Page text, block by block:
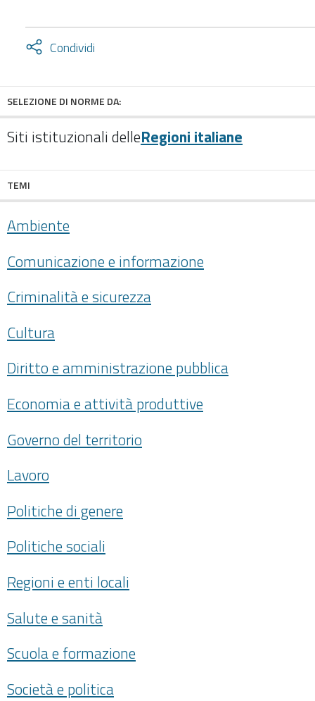
Condividi
Attiva
SELEZIONE DI NORME DA:
Siti istituzionali delleRegioni italiane
TEMI
Ambiente
Comunicazione e informazione
Criminalità e sicurezza
Cultura
Diritto e amministrazione pubblica
Economia e attività produttive
Governo del territorio
Lavoro
Politiche di genere
Politiche sociali
Regioni e enti locali
Salute e sanità
Scuola e formazione
Società e politica